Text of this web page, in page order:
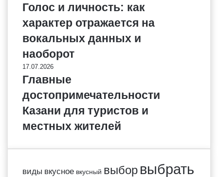
Голос и личность: как
характер отражается на
вокальных данных и
наоборот
17.07.2026
Главные
достопримечательности
Казани для туристов и
местных жителей
виды вкусное вкусный выбор выбрать